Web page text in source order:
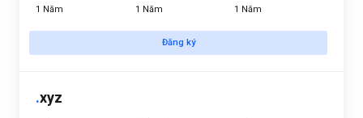
1 Năm 1 Năm 1 Năm
Đăng ký
.xyz